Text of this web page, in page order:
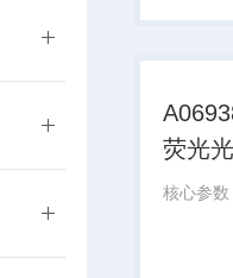
荧光